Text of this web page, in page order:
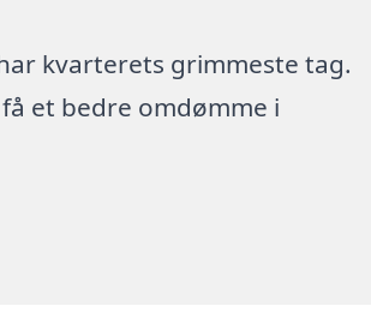
kvarterets grimmeste tag.
et bedre omdømme i